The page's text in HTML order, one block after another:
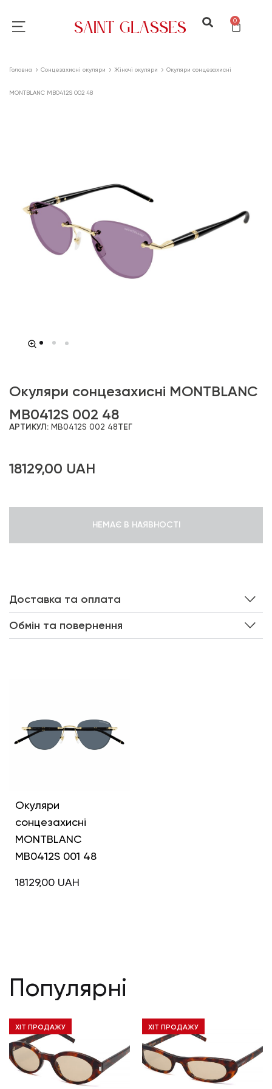
0
Головна Сонцезахисні окуляри Жіночі окуляри Окуляри сонцезахисні
MONTBLANC MB0412S 002 48
Окуляри сонцезахисні MONTBLANC
MB0412S 002 48
АРТИКУЛ: MB0412S 002 48ТЕГ
18129,00 UAH
НЕМАЄ В НАЯВНОСТІ
Доставка та оплата
Обмін та повернення
Інші кольори
Окуляри
сонцезахисні
MONTBLANC
MB0412S 001 48
18129,00 UAH
Популярні
ХІТ ПРОДАЖУ ХІТ ПРОДАЖУ